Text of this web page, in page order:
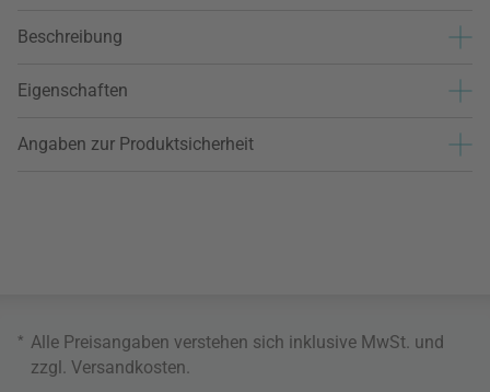
Beschreibung
Eigenschaften
Angaben zur Produktsicherheit
* Alle Preisangaben verstehen sich inklusive MwSt. und
zzgl. Versandkosten